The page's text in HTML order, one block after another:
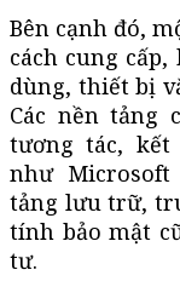
Bên cạnh đó,
cách cung
dùng, thiết bị
Các nền tảng
tương tác,
như Microsoft
tảng lưu trữ,
tính bảo mật
tư.